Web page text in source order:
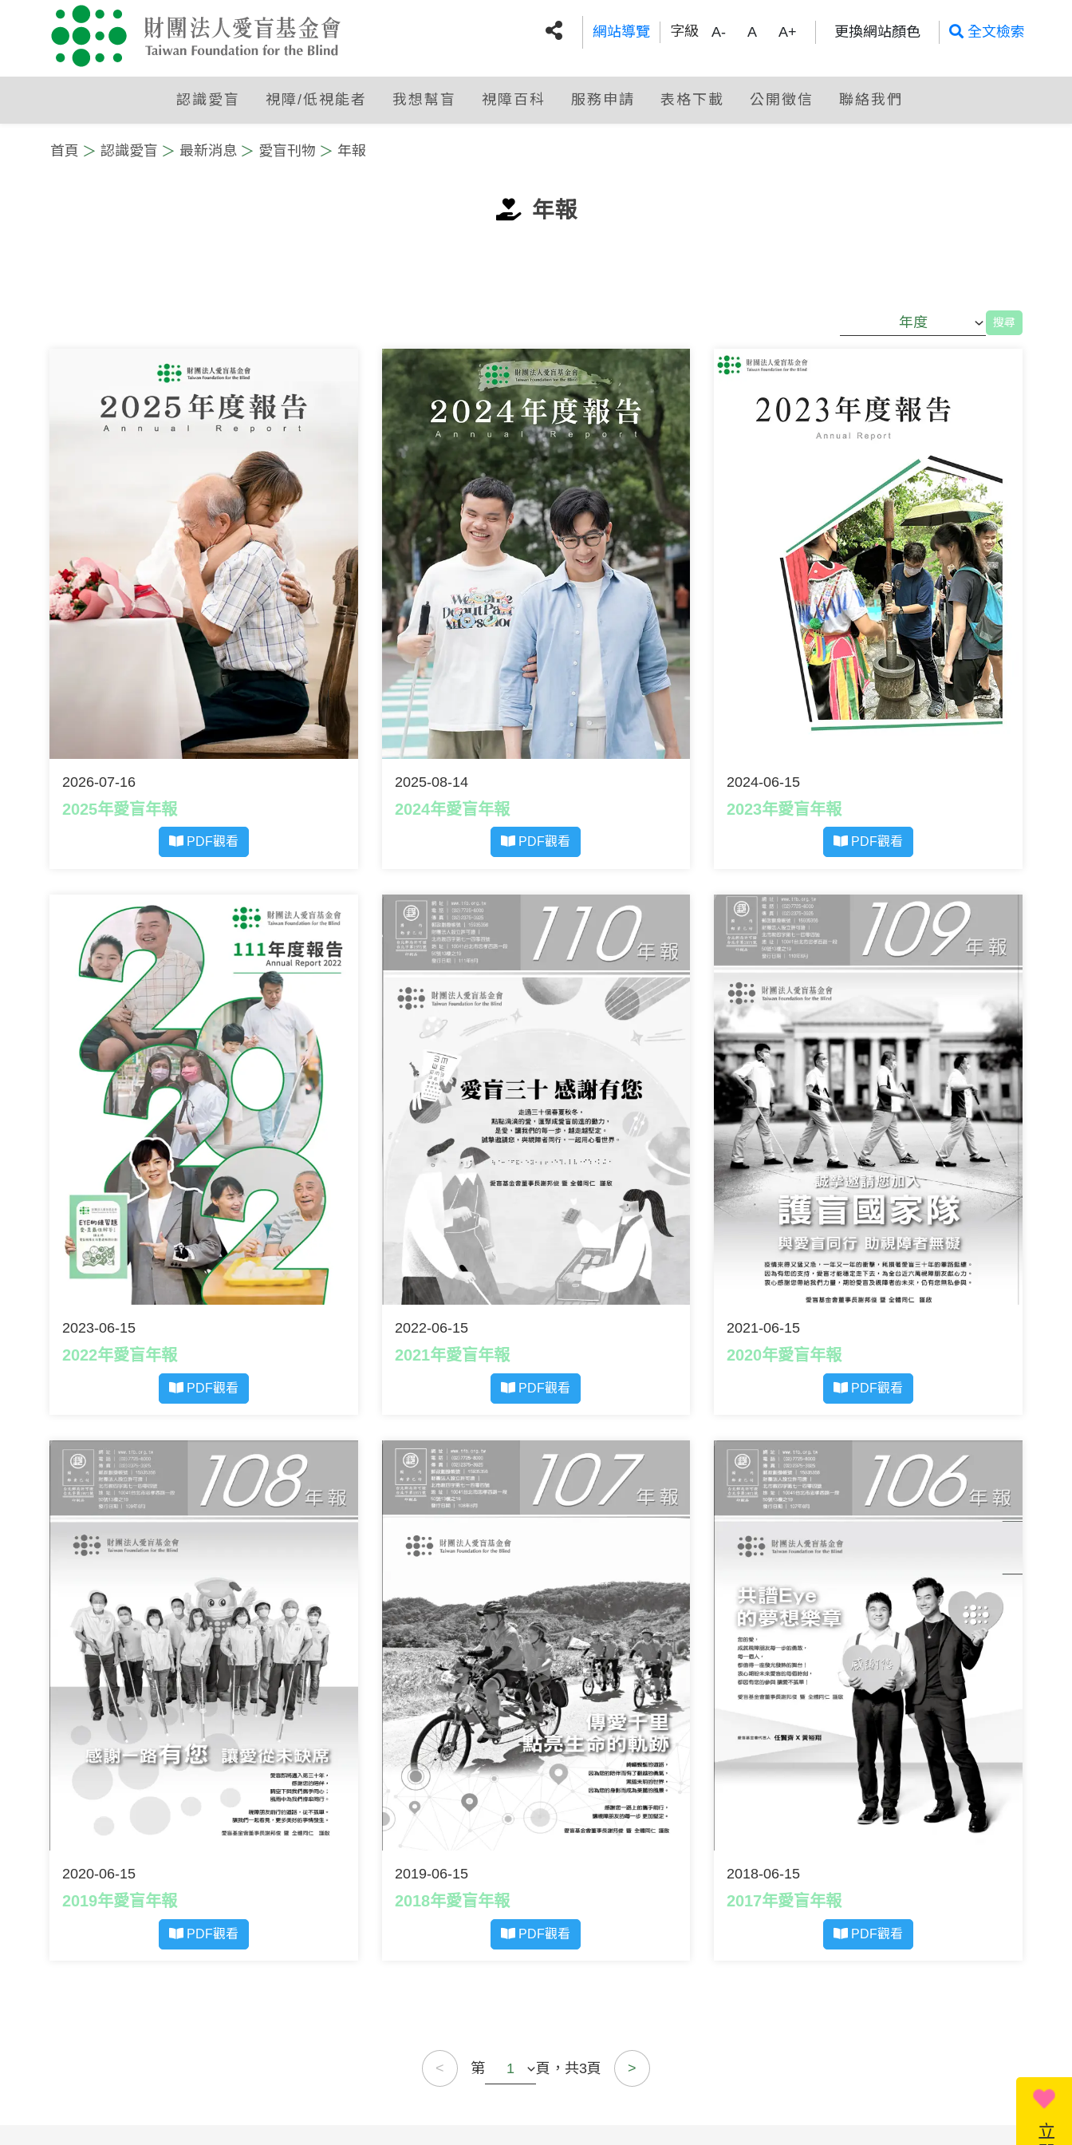
社群分享
網站導覽 字級 A- A A+ 更換網站顏色 全文檢索
全文檢索
認識愛盲 視障/低視能者 我想幫盲 視障百科 服務申請 表格下載 公開徵信 聯絡我們
首頁 認識愛盲 最新消息 愛盲刊物 年報
年報
2026-07-16
2025年愛盲年報
PDF觀看
2025-08-14
2024年愛盲年報
PDF觀看
2024-06-15
2023年愛盲年報
PDF觀看
2023-06-15
2022年愛盲年報
PDF觀看
2022-06-15
2021年愛盲年報
PDF觀看
2021-06-15
2020年愛盲年報
PDF觀看
2020-06-15
2019年愛盲年報
PDF觀看
2019-06-15
2018年愛盲年報
PDF觀看
2018-06-15
2017年愛盲年報
PDF觀看
< 第 頁，共3頁 >